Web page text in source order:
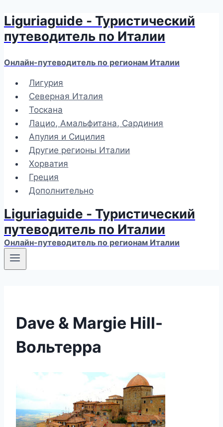
Перейти
к
содержимому
Liguriaguide - Туристический
путеводитель по Италии
Онлайн-путеводитель по регионам Италии
Лигурия
Северная Италия
Тоскана
Лацио, Амальфитана, Сардиния
Апулия и Сицилия
Другие регионы Италии
Хорватия
Греция
Дополнительно
Liguriaguide - Туристический
путеводитель по Италии
Онлайн-путеводитель по регионам Италии
Dave & Margie Hill-
Вольтерра